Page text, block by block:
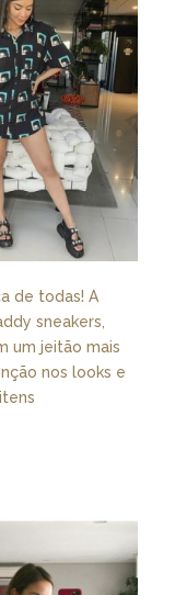
de todas! A
sneakers,
um jeitão mais
nos looks e